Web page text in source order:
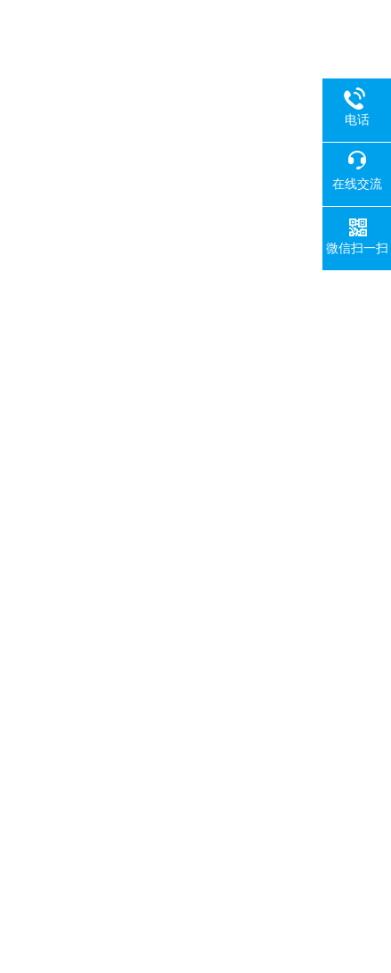
电话
在线交流
微信扫一扫